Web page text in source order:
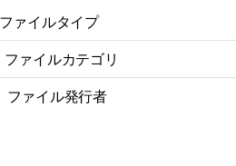
ファイルタイプ
ファイルカテゴリ
ファイル発行者